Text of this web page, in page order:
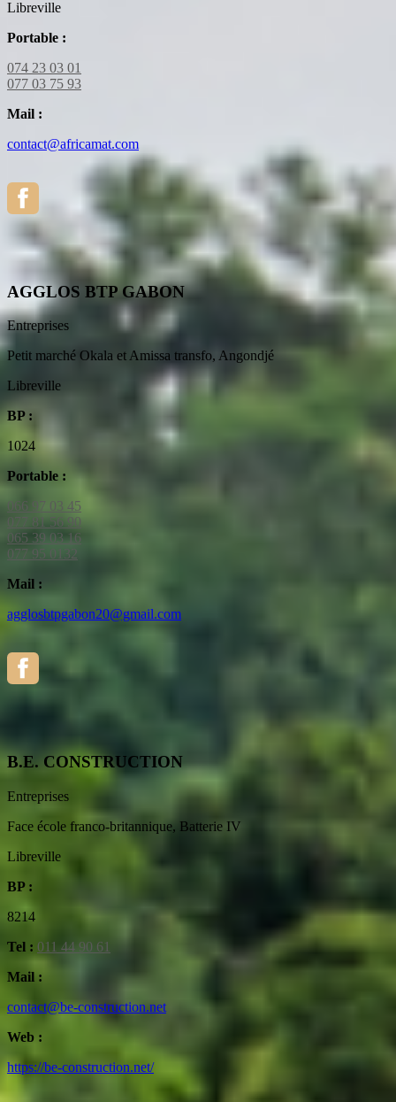
Libreville
Portable :
074 23 03 01
077 03 75 93
Mail :
contact@africamat.com
AGGLOS BTP GABON
Entreprises
Petit marché Okala et Amissa transfo, Angondjé
Libreville
BP :
1024
Portable :
066 97 03 45
077 81 56 90
065 39 03 16
077 95 0132
Mail :
agglosbtpgabon20@gmail.com
B.E. CONSTRUCTION
Entreprises
Face école franco-britannique, Batterie IV
Libreville
BP :
8214
Tel : 011 44 90 61
Mail :
contact@be-construction.net
Web :
https://be-construction.net/